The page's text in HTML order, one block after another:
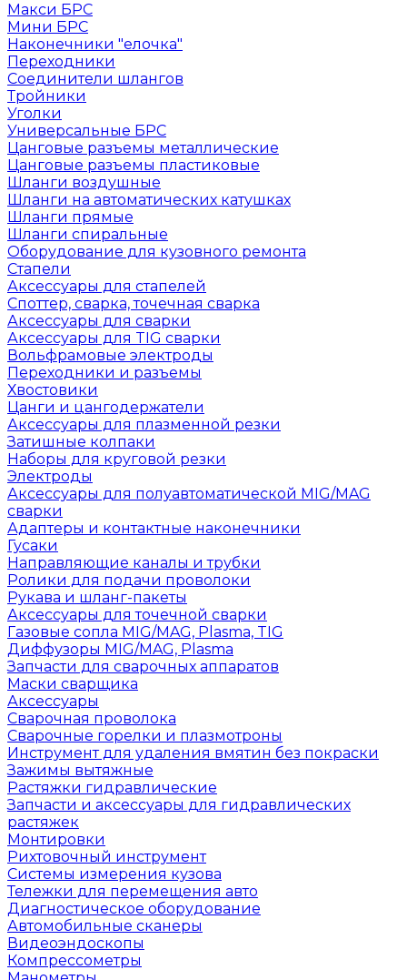
Макси БРС
Мини БРС
Наконечники "елочка"
Переходники
Соединители шлангов
Тройники
Уголки
Универсальные БРС
Цанговые разъемы металлические
Цанговые разъемы пластиковые
Шланги воздушные
Шланги на автоматических катушках
Шланги прямые
Шланги спиральные
Оборудование для кузовного ремонта
Стапели
Аксессуары для стапелей
Споттер, сварка, точечная сварка
Аксессуары для сварки
Аксессуары для TIG сварки
Вольфрамовые электроды
Переходники и разъемы
Хвостовики
Цанги и цангодержатели
Аксессуары для плазменной резки
Затишные колпаки
Наборы для круговой резки
Электроды
Аксессуары для полуавтоматической MIG/MAG
сварки
Адаптеры и контактные наконечники
Гусаки
Направляющие каналы и трубки
Ролики для подачи проволоки
Рукава и шланг-пакеты
Аксессуары для точечной сварки
Газовые сопла MIG/MAG, Plasma, TIG
Диффузоры MIG/MAG, Plasma
Запчасти для сварочных аппаратов
Маски сварщика
Аксессуары
Сварочная проволока
Сварочные горелки и плазмотроны
Инструмент для удаления вмятин без покраски
Зажимы вытяжные
Растяжки гидравлические
Запчасти и аксессуары для гидравлических
растяжек
Монтировки
Рихтовочный инструмент
Системы измерения кузова
Тележки для перемещения авто
Диагностическое оборудование
Автомобильные сканеры
Видеоэндоскопы
Компрессометры